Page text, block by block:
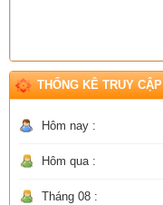
THỐNG KÊ TRUY CẬP
Hôm nay :
Hôm qua :
Tháng 08 :